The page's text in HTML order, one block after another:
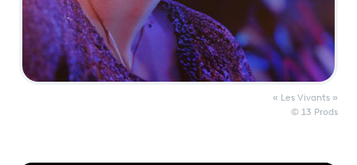
« Les Vivants »
© 13 Prods